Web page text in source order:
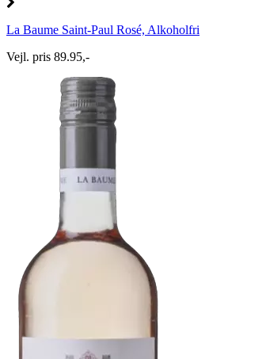
La Baume Saint-Paul Rosé, Alkoholfri
Vejl. pris 89.95,-